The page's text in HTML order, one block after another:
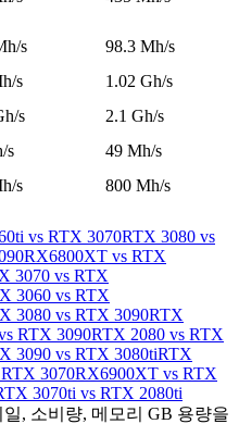
s 98.3 Mh/s
s 1.02 Gh/s
s 2.1 Gh/s
s 49 Mh/s
s
800 Mh/s
vs RTX 3070RTX 3080 vs
RX6800XT vs RTX
3070 vs RTX
3060 vs RTX
3080 vs RTX 3090RTX
RTX 3090RTX 2080 vs RTX
3090 vs RTX 3080tiRTX
3070RX6900XT vs RTX
3070ti vs RTX 2080ti
, 소비량, 메모리 GB 용량을